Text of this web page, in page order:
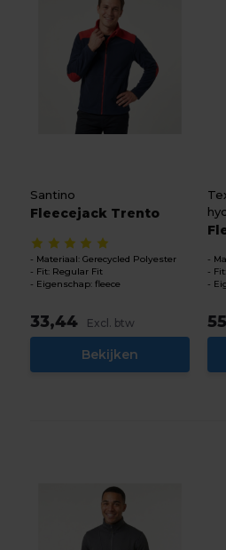
Santino
Fleecejack Trento
Materiaal: Gerecycled Polyester
Fit: Regular Fit
Eigenschap: fleece
33,44 Excl. btw
Bekijken